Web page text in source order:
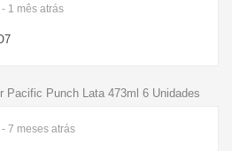
- 1 mês atrás
Pacific Punch Lata 473ml 6 Unidades
- 7 meses atrás